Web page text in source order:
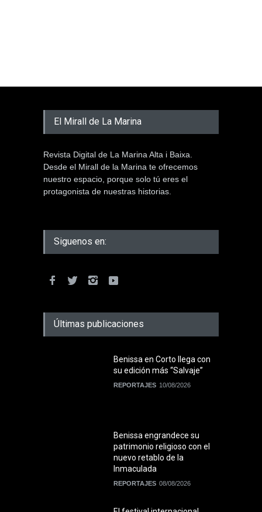
El Mirall de La Marina
Revista Digital de La Marina Alta i Baixa.
Desde el Mirall de la Marina te ofrecemos
nuestro espacio, porque solo tú eres el
protagonista de nuestras historias.
Siguenos en:
Últimas publicaciones
Benissa en Corto llega con
su edición más “Salvaje”
REPORTAJES 10/08/2026
Benissa engrandece su
patrimonio religioso con el
nuevo retablo de la
Inmaculada
REPORTAJES 08/08/2026